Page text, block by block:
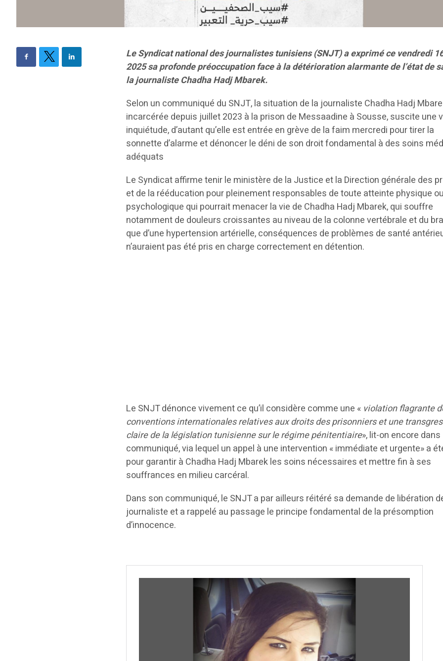
Le Syndicat national des journalistes tunisiens (SNJT) a exprimé ce vendredi
2025 sa profonde préoccupation face à la détérioration alarmante de l’état de
la journaliste Chadha Hadj Mbarek.
Selon un communiqué du SNJT, la situation de la journaliste Chadha Hadj
incarcérée depuis juillet 2023 à la prison de Messaadine à Sousse, suscite une
inquiétude, d’autant qu’elle est entrée en grève de la faim mercredi pour tirer la
sonnette d’alarme et dénoncer le déni de son droit fondamental à des soins
adéquats
Le Syndicat affirme tenir le ministère de la Justice et la Direction générale des
et de la rééducation pour pleinement responsables de toute atteinte physique
psychologique qui pourrait menacer la vie de Chadha Hadj Mbarek, qui souffre
notamment de douleurs croissantes au niveau de la colonne vertébrale et du
que d’une hypertension artérielle, conséquences de problèmes de santé
n’auraient pas été pris en charge correctement en détention.
Le SNJT dénonce vivement ce qu’il considère comme une « violation flagrante
conventions internationales relatives aux droits des prisonniers et une
claire de la législation tunisienne sur le régime pénitentiaire», lit-on encore dans
communiqué, via lequel un appel à une intervention « immédiate et urgente» a
pour garantir à Chadha Hadj Mbarek les soins nécessaires et mettre fin à ses
souffrances en milieu carcéral.
Dans son communiqué, le SNJT a par ailleurs réitéré sa demande de libération
journaliste et a rappelé au passage le principe fondamental de la présomption
d’innocence.